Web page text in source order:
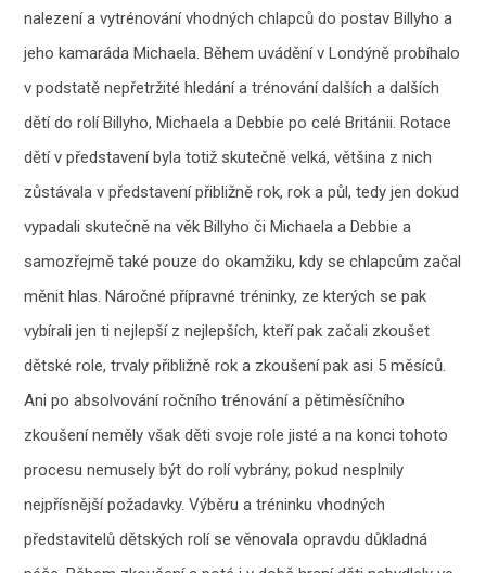
nalezení a vytrénování vhodných chlapců do postav Billyho a
jeho kamaráda Michaela. Během uvádění v Londýně probíhalo
v podstatě nepřetržité hledání a trénování dalších a dalších
dětí do rolí Billyho, Michaela a Debbie po celé Británii. Rotace
dětí v představení byla totiž skutečně velká, většina z nich
zůstávala v představení přibližně rok, rok a půl, tedy jen dokud
vypadali skutečně na věk Billyho či Michaela a Debbie a
samozřejmě také pouze do okamžiku, kdy se chlapcům začal
měnit hlas. Náročné přípravné tréninky, ze kterých se pak
vybírali jen ti nejlepší z nejlepších, kteří pak začali zkoušet
dětské role, trvaly přibližně rok a zkoušení pak asi 5 měsíců.
Ani po absolvování ročního trénování a pětiměsíčního
zkoušení neměly však děti svoje role jisté a na konci tohoto
procesu nemusely být do rolí vybrány, pokud nesplnily
nejpřísnější požadavky. Výběru a tréninku vhodných
představitelů dětských rolí se věnovala opravdu důkladná